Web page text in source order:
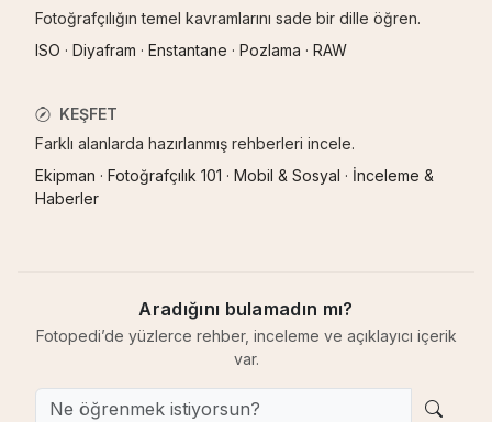
Fotoğrafçılığın temel kavramlarını sade bir dille öğren.
ISO · Diyafram · Enstantane · Pozlama · RAW
KEŞFET
Farklı alanlarda hazırlanmış rehberleri incele.
Ekipman · Fotoğrafçılık 101 · Mobil & Sosyal · İnceleme &
Haberler
Aradığını bulamadın mı?
Fotopedi’de yüzlerce rehber, inceleme ve açıklayıcı içerik
var.